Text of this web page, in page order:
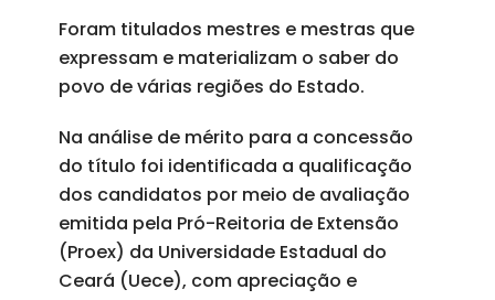
Foram titulados mestres e mestras que
expressam e materializam o saber do
povo de várias regiões do Estado.
Na análise de mérito para a concessão
do título foi identificada a qualificação
dos candidatos por meio de avaliação
emitida pela Pró-Reitoria de Extensão
(Proex) da Universidade Estadual do
Ceará (Uece), com apreciação e